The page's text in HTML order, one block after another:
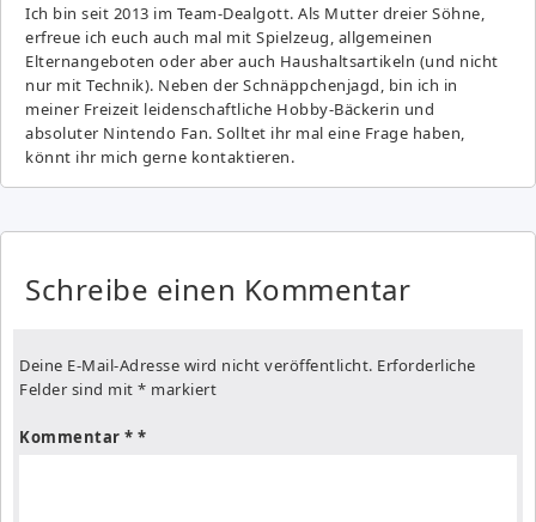
Ich bin seit 2013 im Team-Dealgott. Als Mutter dreier Söhne,
erfreue ich euch auch mal mit Spielzeug, allgemeinen
Elternangeboten oder aber auch Haushaltsartikeln (und nicht
nur mit Technik). Neben der Schnäppchenjagd, bin ich in
meiner Freizeit leidenschaftliche Hobby-Bäckerin und
absoluter Nintendo Fan. Solltet ihr mal eine Frage haben,
könnt ihr mich gerne kontaktieren.
Schreibe einen Kommentar
Deine E-Mail-Adresse wird nicht veröffentlicht. Erforderliche
Felder sind mit * markiert
Kommentar *